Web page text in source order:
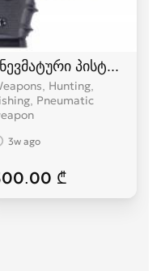
თოფი tiris
Hunting,
Pneumatic
3w ago
₾